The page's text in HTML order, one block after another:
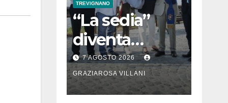
TREVIGNANO
“La sedia”
diventa
Belvedere sul
lago di
Bracciano: ieri
7 AGOSTO 2026
GRAZIAROSA VILLANI